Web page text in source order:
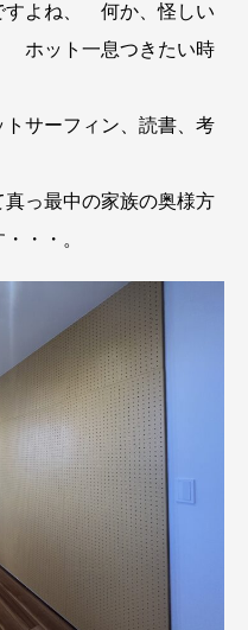
よね、 何か、怪しい
ホット一息つきたい時
サーフィン、読書、考
っ最中の家族の奥様方
・・。